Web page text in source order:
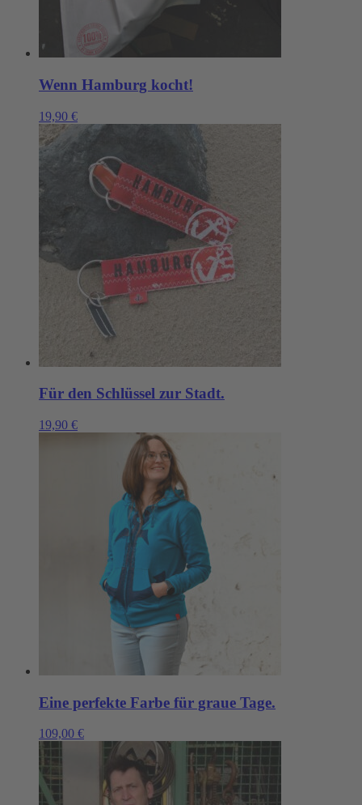
Wenn Hamburg kocht!
19,90 €
Für den Schlüssel zur Stadt.
19,90 €
Eine perfekte Farbe für graue Tage.
109,00 €